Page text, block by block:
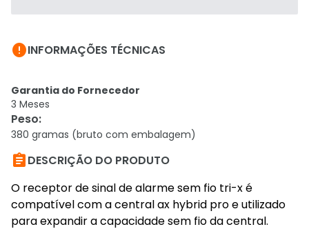
INFORMAÇÕES TÉCNICAS
Garantia do Fornecedor
3 Meses
Peso:
380 gramas (bruto com embalagem)
DESCRIÇÃO DO PRODUTO
O receptor de sinal de alarme sem fio tri-x é
compatível com a central ax hybrid pro e utilizado
para expandir a capacidade sem fio da central.